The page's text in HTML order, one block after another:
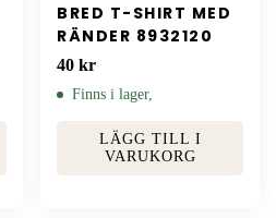
BRED T-SHIRT MED
RÄNDER 8932120
40 kr
Finns i lager,
LÄGG TILL I
VARUKORG